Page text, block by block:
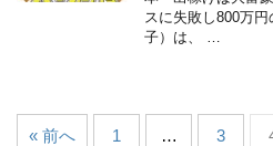
スに失敗し800万
子）は、 …
« 前へ 1 … 3